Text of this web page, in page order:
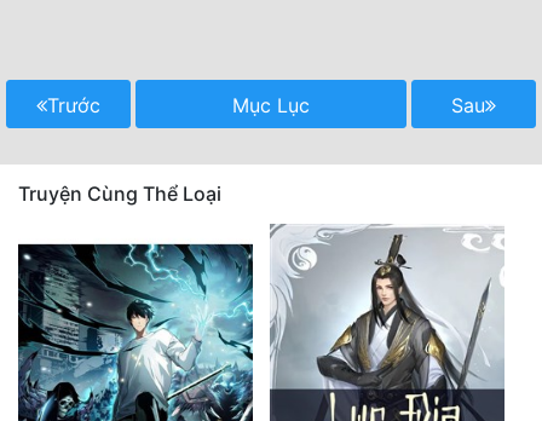
Trước Mục Lục Sau
Truyện Cùng Thể Loại